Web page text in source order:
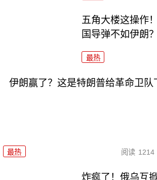
五角大楼这操作
国导弹不如伊朗？
最热
伊朗赢了？这是特朗普给革命卫队
最热 阅读 1214
炸疯了！俄乌互